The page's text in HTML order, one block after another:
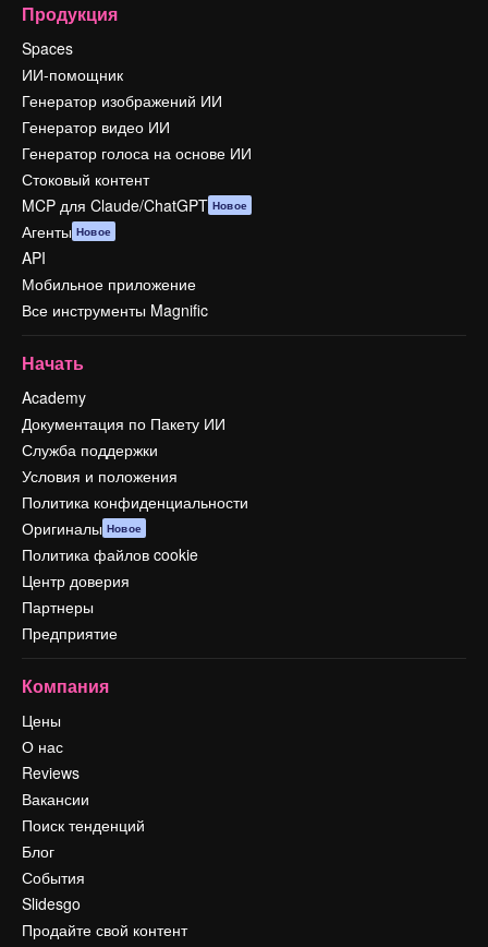
Продукция
Spaces
ИИ-помощник
Генератор изображений ИИ
Генератор видео ИИ
Генератор голоса на основе ИИ
Стоковый контент
MCP для Claude/ChatGPT Новое
Агенты Новое
API
Мобильное приложение
Все инструменты Magnific
Начать
Academy
Документация по Пакету ИИ
Служба поддержки
Условия и положения
Политика конфиденциальности
Оригиналы Новое
Политика файлов cookie
Центр доверия
Партнеры
Предприятие
Компания
Цены
О нас
Reviews
Вакансии
Поиск тенденций
Блог
События
Slidesgo
Продайте свой контент